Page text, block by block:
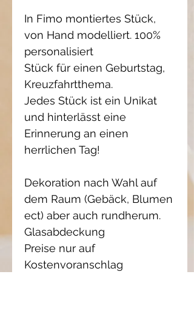
In Fimo montiertes Stück,
von Hand modelliert. 100%
personalisiert
Stück für einen Geburtstag,
Kreuzfahrtthema.
Jedes Stück ist ein Unikat
und hinterlässt eine
Erinnerung an einen
herrlichen Tag!
Dekoration nach Wahl auf
dem Raum (Gebäck, Blumen
ect) aber auch rundherum.
Glasabdeckung
Preise nur auf
Kostenvoranschlag